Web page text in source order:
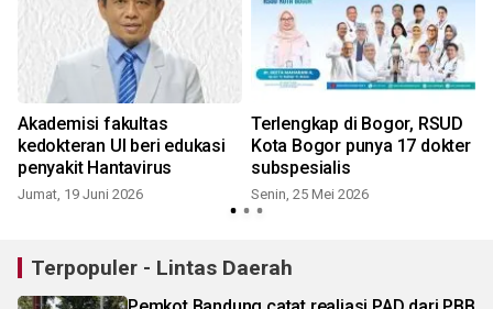
Akademisi fakultas
kedokteran UI beri edukasi
penyakit Hantavirus
Jumat, 19 Juni 2026
Terlengkap di Bogor, RSUD
Kota Bogor punya 17 dokter
subspesialis
Senin, 25 Mei 2026
Terpopuler - Lintas Daerah